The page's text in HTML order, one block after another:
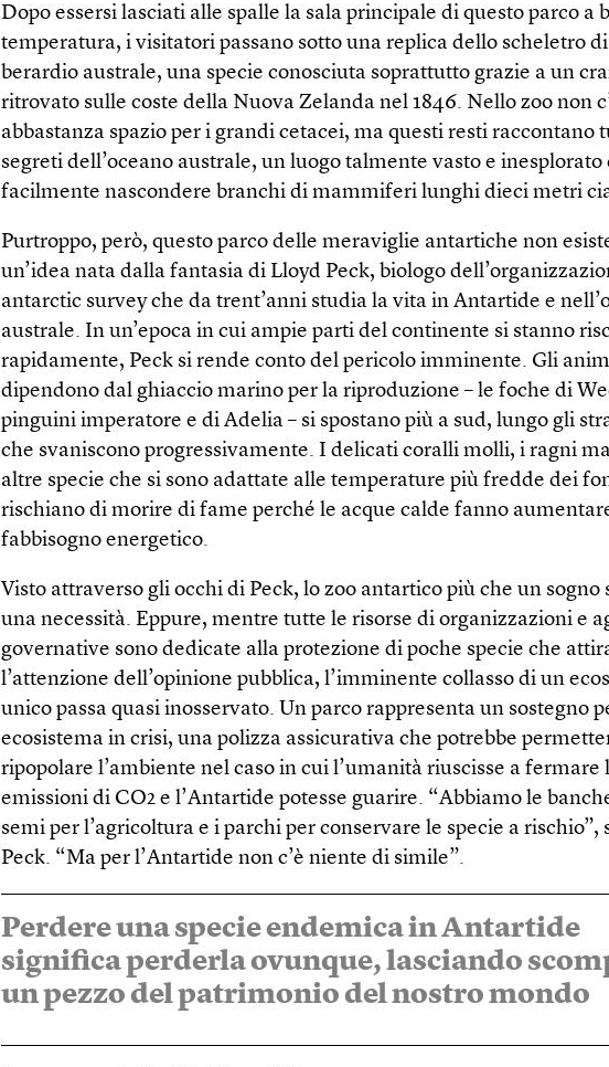
Dopo essersi lasciati alle spalle la sala principale di questo parco a
temperatura, i visitatori passano sotto una replica dello scheletro
berardio australe, una specie conosciuta soprattutto grazie a un
ritrovato sulle coste della Nuova Zelanda nel 1846. Nello zoo non
abbastanza spazio per i grandi cetacei, ma questi resti raccontano
segreti dell’oceano australe, un luogo talmente vasto e inesplorato
facilmente nascondere branchi di mammiferi lunghi dieci metri
Purtroppo, però, questo parco delle meraviglie antartiche non
un’idea nata dalla fantasia di Lloyd Peck, biologo
antarctic survey che da trent’anni studia la vita in Antartide e
australe. In un’epoca in cui ampie parti del continente si stanno
rapidamente, Peck si rende conto del pericolo imminente. Gli
dipendono dal ghiaccio marino per la riproduzione – le foche di
pinguini imperatore e di Adelia – si spostano più a sud, lungo gli
che svaniscono progressivamente. I delicati coralli molli, i ragni
altre specie che si sono adattate alle temperature più fredde dei
rischiano di morire di fame perché le acque calde fanno
fabbisogno energetico.
Visto attraverso gli occhi di Peck, lo zoo antartico più che un sogno
una necessità. Eppure, mentre tutte le risorse di organizzazioni e
governative sono dedicate alla protezione di poche specie che
l’attenzione dell’opinione pubblica, l’imminente collasso di un
unico passa quasi inosservato. Un parco rappresenta un sostegno
ecosistema in crisi, una polizza assicurativa che potrebbe
ripopolare l’ambiente nel caso in cui l’umanità riuscisse a fermare
emissioni di CO2 e l’Antartide potesse guarire. “Abbiamo le
semi per l’agricoltura e i parchi per conservare le specie a rischio”,
Peck. “Ma per l’Antartide non c’è niente di simile”.
Perdere una specie endemica in Antartide
significa perderla ovunque, lasciando
un pezzo del patrimonio del nostro mondo